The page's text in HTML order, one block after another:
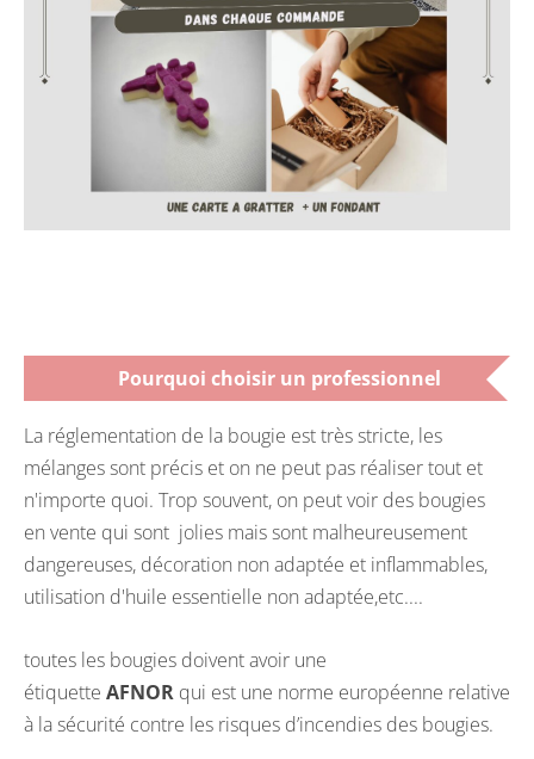
Pourquoi choisir un professionnel
La réglementation de la bougie est très stricte, les
mélanges sont précis et on ne peut pas réaliser tout et
n'importe quoi. Trop souvent, on peut voir des bougies
en vente qui sont jolies mais sont malheureusement
dangereuses, décoration non adaptée et inflammables,
utilisation d'huile essentielle non adaptée,etc....
toutes les bougies doivent avoir une
étiquette AFNOR qui est une norme européenne relative
à la sécurité contre les risques d’incendies des bougies.